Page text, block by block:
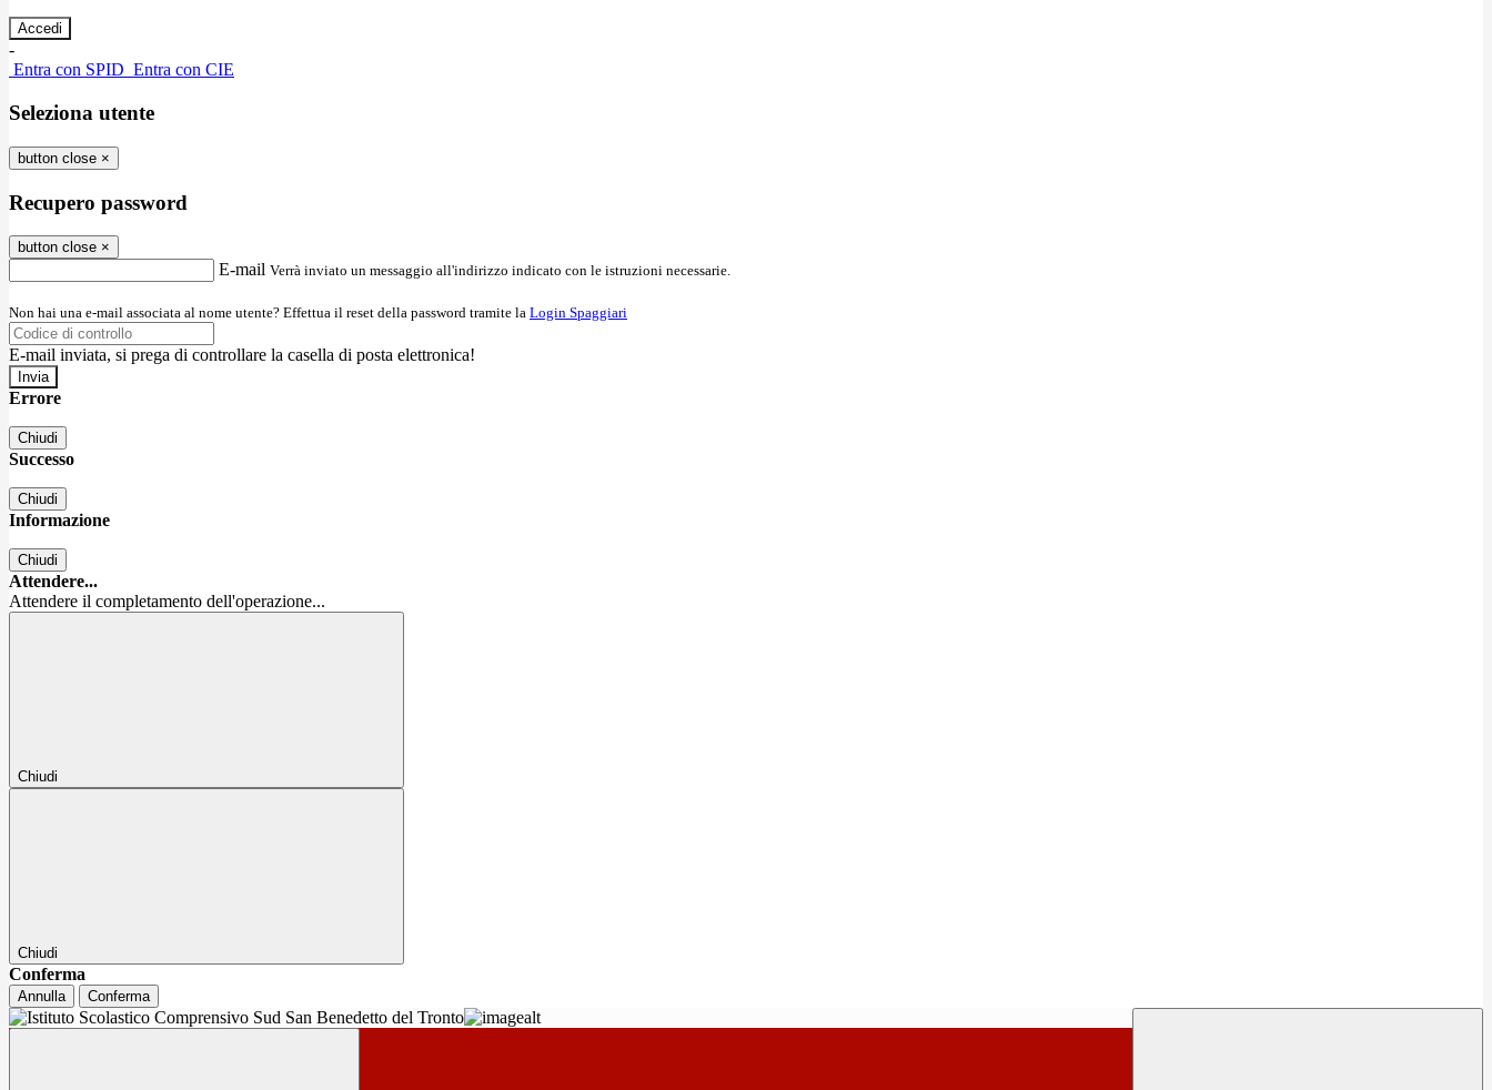
-
Entra con SPID Entra con CIE
Seleziona utente
button close ×
Recupero password
button close ×
E-mail Verrà inviato un messaggio all'indirizzo indicato con le istruzioni necessarie.
Non hai una e-mail associata al nome utente? Effettua il reset della password tramite la Login Spaggiari
E-mail inviata, si prega di controllare la casella di posta elettronica!
Errore
Chiudi
Successo
Chiudi
Informazione
Chiudi
Attendere...
Attendere il completamento dell'operazione...
Chiudi
Chiudi
Conferma
Annulla Conferma